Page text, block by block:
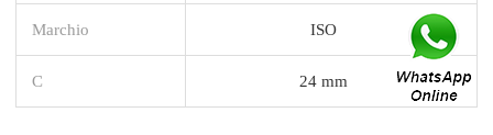
Marchio ISO
C 24 mm